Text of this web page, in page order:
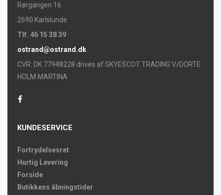
Rørgangen 16
2690 Karlslunde
Tlf. 46 15 38 39
ostrand@ostrand.dk
CVR: DK 77948228 drives af SKYESCOT TRADING V/DORTE
HOLM MARTINA
KUNDESERVICE
Fortrydelsesret
Hurtig Levering
Forside
Butikkens åbningstider